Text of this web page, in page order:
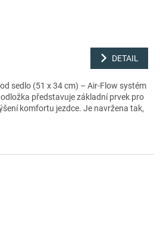
DETAIL
sedlo (51 x 34 cm) – Air-Flow systém
představuje základní prvek pro
komfortu jezdce. Je navržena tak,